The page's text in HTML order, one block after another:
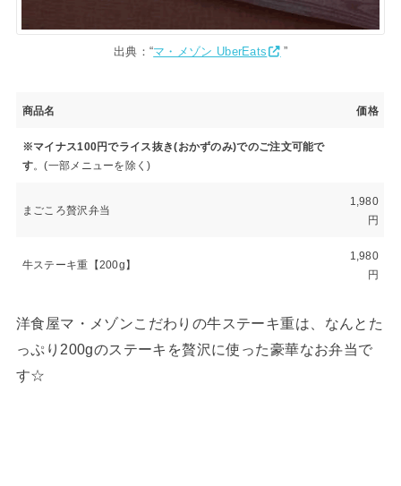
出典：“マ・メゾン UberEats ”
商品名 価格
※マイナス100円でライス抜き(おかずのみ)でのご注文可能で
す。(一部メニューを除く)
まごころ贅沢弁当
1,980
円
牛ステーキ重【200g】
1,980
円
洋食屋マ・メゾンこだわりの牛ステーキ重は、なんとた
っぷり200gのステーキを贅沢に使った豪華なお弁当で
す☆